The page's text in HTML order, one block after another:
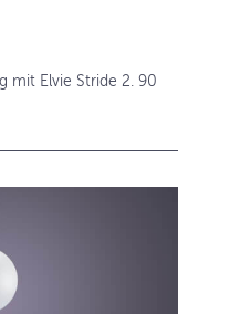
mit Elvie Stride 2. 90